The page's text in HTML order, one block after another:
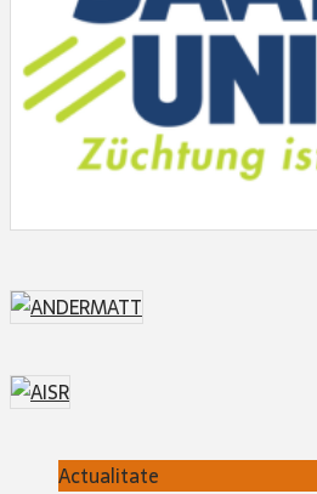
Actualitate